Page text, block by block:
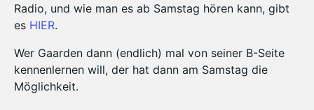
Radio, und wie man es ab Samstag hören kann, gibt
es HIER.
Wer Gaarden dann (endlich) mal von seiner B-Seite
kennenlernen will, der hat dann am Samstag die
Möglichkeit.